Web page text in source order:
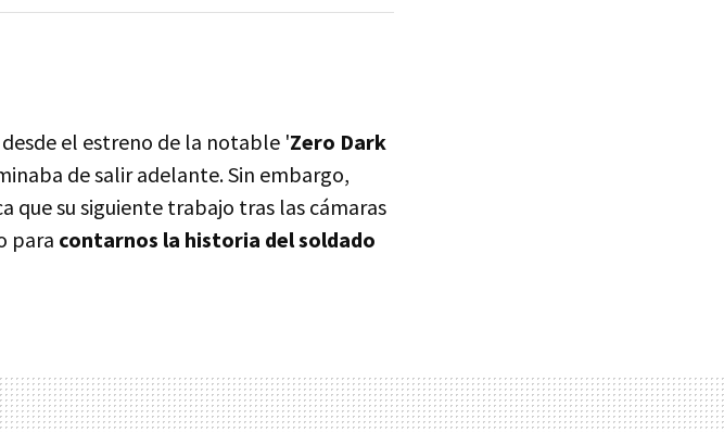
desde el estreno de la notable 'Zero Dark
de salir adelante. Sin embargo,
que su siguiente trabajo tras las cámaras
para contarnos la historia del soldado